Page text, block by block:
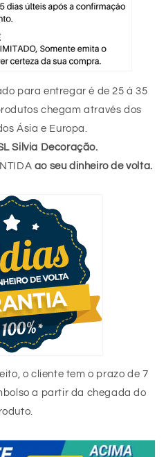
para entregar é de 25 á 35
chegam através dos
Ásia e Europa.
Silvia Decoração.
ao seu dinheiro de volta.
o cliente tem o prazo de 7
a partir da chegada do